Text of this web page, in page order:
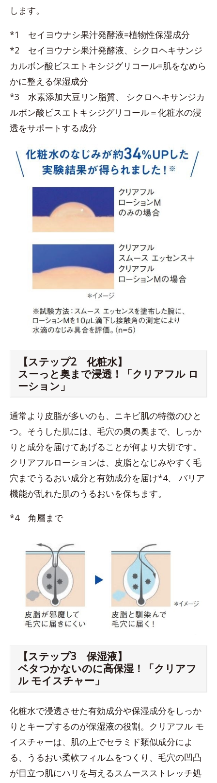
します。
*1 セイヨウナシ果汁発酵液=植物性保湿成分
*2 セイヨウナシ果汁発酵液、シクロヘキサンジ
カルボン酸ビスエトキシジグリコール=肌をなめら
かに整える保湿成分
*3 水素添加大豆リン脂質、 シクロヘキサンジカ
ルボン酸ビスエトキシジグリコール＝化粧水の浸
透をサポートする成分
【ステップ2 化粧水】
スーっと奥まで浸透！「クリアフル ロ
ーション」
通常より皮脂が多いのも、ニキビ肌の特徴のひと
つ。そうした肌には、毛穴の奥の奥まで、しっか
りと成分を届けてあげることが何より大切です。
クリアフルローションは、皮脂となじみやすく毛
穴までうるおい成分と有効成分を届け*4、 バリア
機能が乱れた肌のうるおいを保ちます。
*4 角層まで
【ステップ3 保湿液】
ベタつかないのに高保湿！「クリアフ
ル モイスチャー」
化粧水で浸透させた有効成分や保湿成分をしっか
りとキープするのが保湿液の役割。クリアフル モ
イスチャーは、肌の上でセラミド類似成分によ
る、うるおい柔軟フィルムをつくり、毛穴の凹凸
が目立つ肌にハリを与えるスムースストレッチ処